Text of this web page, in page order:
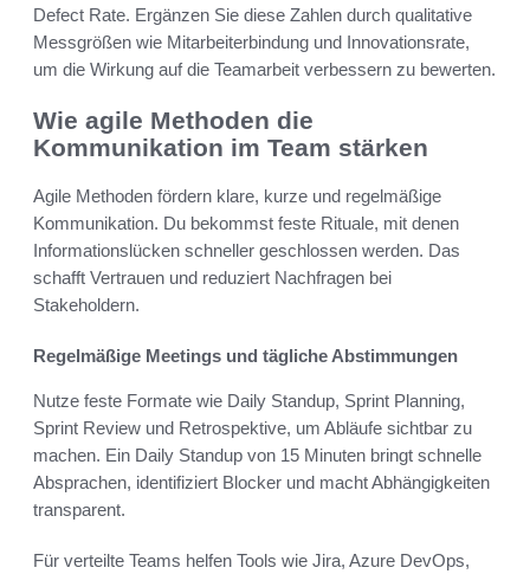
Defect Rate. Ergänzen Sie diese Zahlen durch qualitative
Messgrößen wie Mitarbeiterbindung und Innovationsrate,
um die Wirkung auf die Teamarbeit verbessern zu bewerten.
Wie agile Methoden die
Kommunikation im Team stärken
Agile Methoden fördern klare, kurze und regelmäßige
Kommunikation. Du bekommst feste Rituale, mit denen
Informationslücken schneller geschlossen werden. Das
schafft Vertrauen und reduziert Nachfragen bei
Stakeholdern.
Regelmäßige Meetings und tägliche Abstimmungen
Nutze feste Formate wie Daily Standup, Sprint Planning,
Sprint Review und Retrospektive, um Abläufe sichtbar zu
machen. Ein Daily Standup von 15 Minuten bringt schnelle
Absprachen, identifiziert Blocker und macht Abhängigkeiten
transparent.
Für verteilte Teams helfen Tools wie Jira, Azure DevOps,